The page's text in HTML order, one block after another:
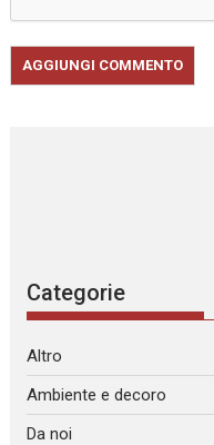
Categorie
Altro
Ambiente e decoro
Da noi